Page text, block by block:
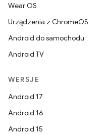
Wear OS
Urządzenia z ChromeOS
Android do samochodu
Android TV
WERSJE
Android 17
Android 16
Android 15